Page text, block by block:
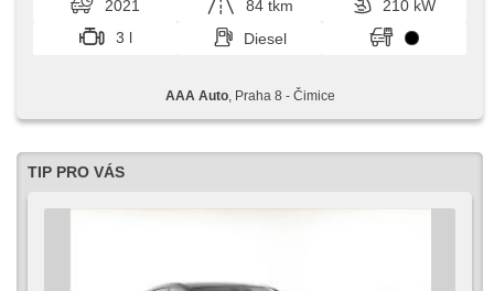
2021 84 tkm
210 kW
3 l
Diesel
AAA Auto, Praha 8 - Čimice
TIP PRO VÁS